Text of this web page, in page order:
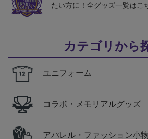
たい方に！全グッズ一覧はこ
カテゴリから
ユニフォーム
コラボ・メモリアルグッズ
アパレル・ファッション小物